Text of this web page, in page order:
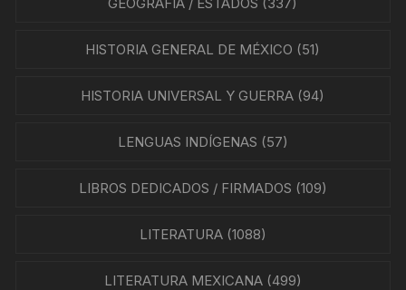
HISTORIA GENERAL DE MÉXICO (51)
HISTORIA UNIVERSAL Y GUERRA (94)
LENGUAS INDÍGENAS (57)
LIBROS DEDICADOS / FIRMADOS (109)
LITERATURA(1088)
LITERATURA MEXICANA(499)